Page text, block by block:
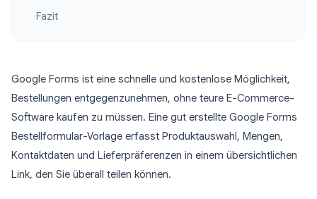
Fazit
Google Forms ist eine schnelle und kostenlose Möglichkeit,
Bestellungen entgegenzunehmen, ohne teure E-Commerce-
Software kaufen zu müssen. Eine gut erstellte Google Forms
Bestellformular-Vorlage erfasst Produktauswahl, Mengen,
Kontaktdaten und Lieferpräferenzen in einem übersichtlichen
Link, den Sie überall teilen können.